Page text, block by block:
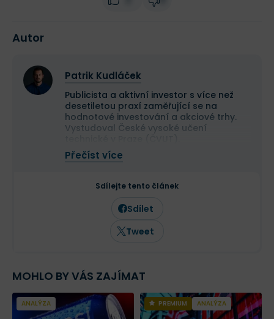
Autor
Patrik Kudláček
Publicista a aktivní investor s více než
desetiletou praxí zaměřující se na
hodnotové investování a akciové trhy.
Vystudoval České vysoké učení
Ve své investiční strategii kombinuje
aktivní i pasivní přístup a zaměřuje se
společnosti a value investice. Ve svých
článcích se věnuje investičním
strategiím, psychologii investování a
analýze jednotlivých akcií.
Přečíst více
Sdílejte tento článek
Sdílet
Tweet
MOHLO BY VÁS ZAJÍMAT
ANALÝZA PREMIUM ANALÝZA